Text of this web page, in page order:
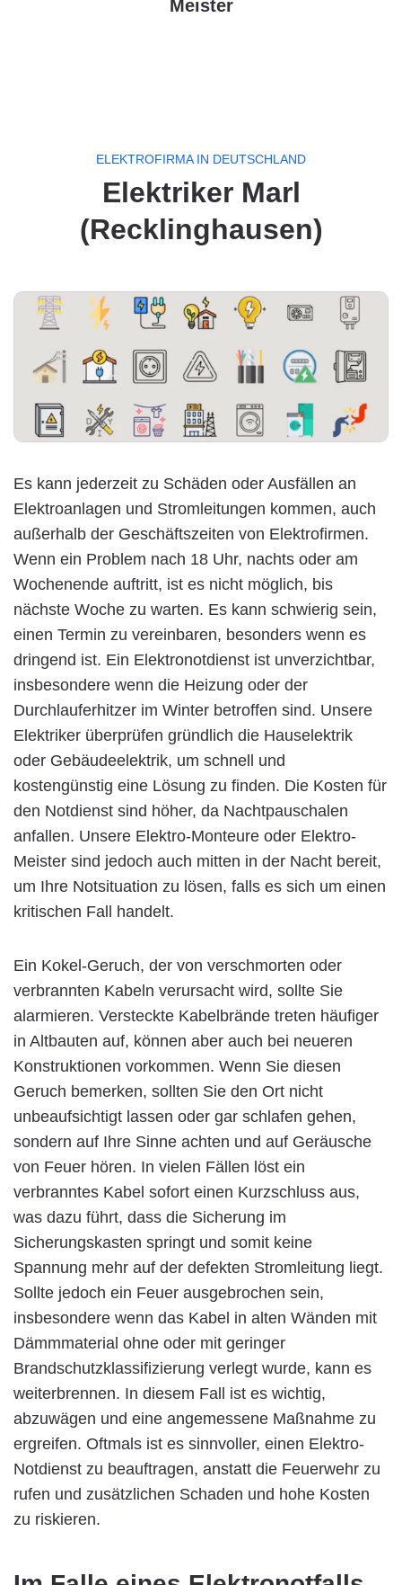
Meister
ELEKTROFIRMA IN DEUTSCHLAND
Elektriker Marl
(Recklinghausen)
Es kann jederzeit zu Schäden oder Ausfällen an
Elektroanlagen und Stromleitungen kommen, auch
außerhalb der Geschäftszeiten von Elektrofirmen.
Wenn ein Problem nach 18 Uhr, nachts oder am
Wochenende auftritt, ist es nicht möglich, bis
nächste Woche zu warten. Es kann schwierig sein,
einen Termin zu vereinbaren, besonders wenn es
dringend ist. Ein Elektronotdienst ist unverzichtbar,
insbesondere wenn die Heizung oder der
Durchlauferhitzer im Winter betroffen sind. Unsere
Elektriker überprüfen gründlich die Hauselektrik
oder Gebäudeelektrik, um schnell und
kostengünstig eine Lösung zu finden. Die Kosten für
den Notdienst sind höher, da Nachtpauschalen
anfallen. Unsere Elektro-Monteure oder Elektro-
Meister sind jedoch auch mitten in der Nacht bereit,
um Ihre Notsituation zu lösen, falls es sich um einen
kritischen Fall handelt.
Ein Kokel-Geruch, der von verschmorten oder
verbrannten Kabeln verursacht wird, sollte Sie
alarmieren. Versteckte Kabelbrände treten häufiger
in Altbauten auf, können aber auch bei neueren
Konstruktionen vorkommen. Wenn Sie diesen
Geruch bemerken, sollten Sie den Ort nicht
unbeaufsichtigt lassen oder gar schlafen gehen,
sondern auf Ihre Sinne achten und auf Geräusche
von Feuer hören. In vielen Fällen löst ein
verbranntes Kabel sofort einen Kurzschluss aus,
was dazu führt, dass die Sicherung im
Sicherungskasten springt und somit keine
Spannung mehr auf der defekten Stromleitung liegt.
Sollte jedoch ein Feuer ausgebrochen sein,
insbesondere wenn das Kabel in alten Wänden mit
Dämmmaterial ohne oder mit geringer
Brandschutzklassifizierung verlegt wurde, kann es
weiterbrennen. In diesem Fall ist es wichtig,
abzuwägen und eine angemessene Maßnahme zu
ergreifen. Oftmals ist es sinnvoller, einen Elektro-
Notdienst zu beauftragen, anstatt die Feuerwehr zu
rufen und zusätzlichen Schaden und hohe Kosten
zu riskieren.